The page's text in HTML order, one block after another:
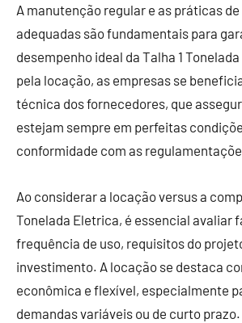
A manutenção regular e as práticas
adequadas são fundamentais para
desempenho ideal da Talha 1
pela locação, as empresas se
técnica dos fornecedores, que
estejam sempre em perfeitas
conformidade com as
Ao considerar a locação versus a
Tonelada Eletrica, é essencial avaliar
frequência de uso, requisitos do
investimento. A locação se destaca
econômica e flexível, especialmente
demandas variáveis ou de curto prazo.